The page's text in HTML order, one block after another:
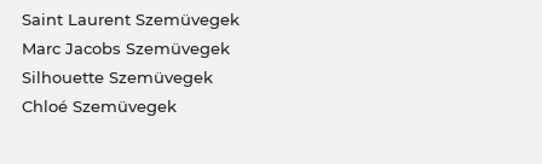
Saint Laurent Szemüvegek
Marc Jacobs Szemüvegek
Silhouette Szemüvegek
Chloé Szemüvegek